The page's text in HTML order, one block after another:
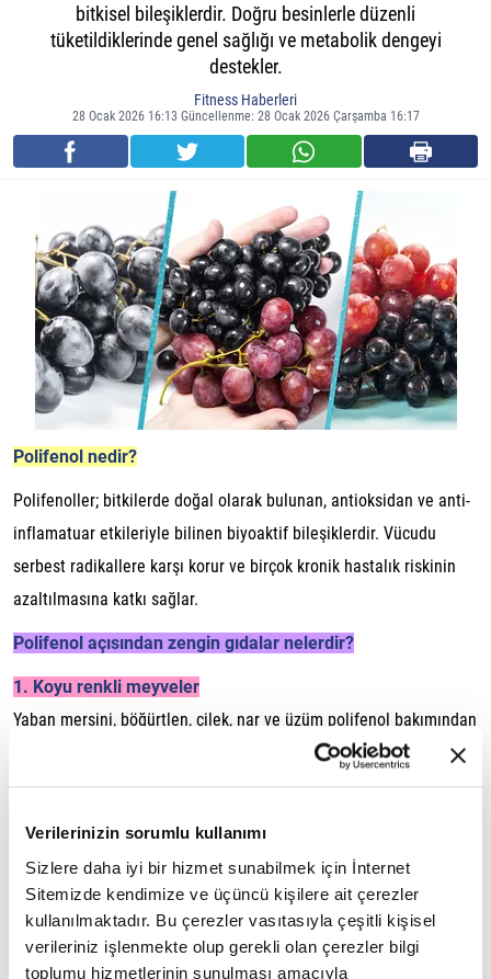
Verilerinizin sorumlu kullanımı
Sizlere daha iyi bir hizmet sunabilmek için İnternet
Sitemizde kendimize ve üçüncü kişilere ait çerezler
kullanılmaktadır. Bu çerezler vasıtasıyla çeşitli kişisel
verileriniz işlenmekte olup gerekli olan çerezler bilgi
toplumu hizmetlerinin sunulması amacıyla
bitkisel bileşiklerdir. Doğru besinlerle düzenli
tüketildiklerinde genel sağlığı ve metabolik dengeyi
destekler.
Fitness Haberleri
28 Ocak 2026 16:13 Güncellenme: 28 Ocak 2026 Çarşamba 16:17
Polifenol nedir?
Polifenoller; bitkilerde doğal olarak bulunan, antioksidan ve anti-
inflamatuar etkileriyle bilinen biyoaktif bileşiklerdir. Vücudu
serbest radikallere karşı korur ve birçok kronik hastalık riskinin
azaltılmasına katkı sağlar.
Polifenol açısından zengin gıdalar nelerdir?
1. Koyu renkli meyveler
Yaban mersini, böğürtlen, çilek, nar ve üzüm polifenol bakımından
Ispanak, brokoli, kırmızı soğan, enginar ve lahana grubu sebzeler
önemli polifenol kaynaklarıdır.
3. Kuruyemiş ve tohumlar
Ceviz, badem, fındık ve keten tohumu polifenol içeriği yüksek
besinler arasında yer alır.